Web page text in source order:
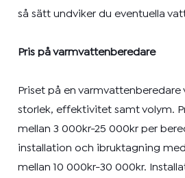
så sätt undviker du eventuella
Pris på varmvattenberedare
Priset på en varmvattenberedare
storlek, effektivitet samt volym.
mellan 3 000kr-25 000kr per
installation och ibruktagning
mellan 10 000kr-30 000kr.